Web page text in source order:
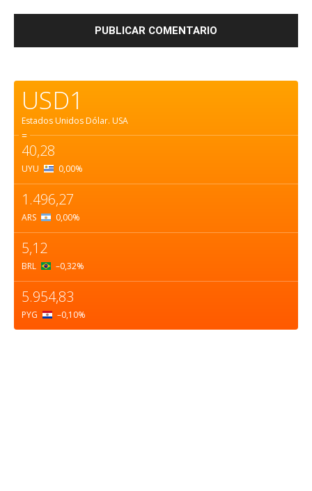
USD1
Estados Unidos Dólar. USA
=
40,28
UYU 0,00%
1.496,27
ARS 0,00%
5,12
BRL –0,32%
5.954,83
PYG –0,10%